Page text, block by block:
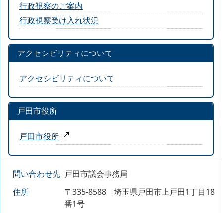
行政視察のご案内
行政視察受け入れ状況
アクセシビリティについて
アクセシビリティについて
戸田市役所
戸田市役所
問い合わせ先 戸田市議会事務局
住所
〒335-8588 埼玉県戸田市上戸田1丁目18
番1号